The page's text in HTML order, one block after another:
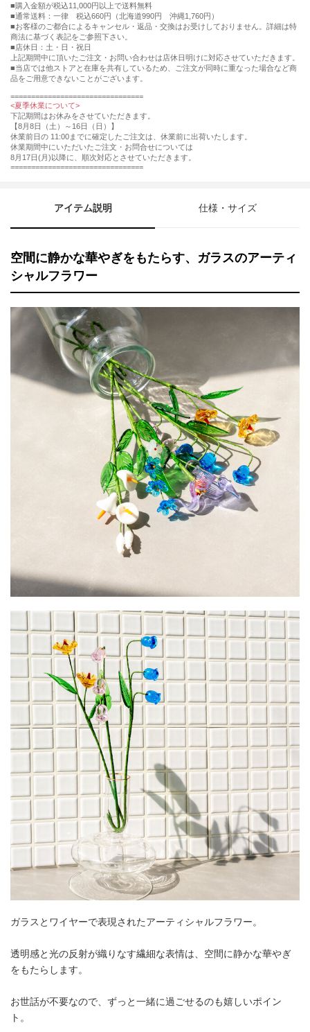
購入金額が税込11,000円以上で送料無料
通常送料：一律 税込660円（北海道990円 沖縄1,760円）
■お客様のご都合によるキャンセル・返品・交換はお受けしておりません。詳細は特
商法に基づく表記をご参照下さい。
■店休日：土・日・祝日
上記期間中に頂いたご注文・お問い合わせは店休日明けに対応させていただきます。
■当店では他ストアと在庫を共有しているため、ご注文が同時に重なった場合など商
品をご用意できないことがございます。
================================
<夏季休業について>
下記期間はお休みをさせていただきます。
【8月8日（土）～16日（日）】
休業前日の 11:00までに確定したご注文は、休業前に出荷いたします。
休業期間中にいただいたご注文・お問合せについては
8月17日(月)以降に、順次対応とさせていただきます。
================================
アイテム説明 仕様・サイズ
空間に静かな華やぎをもたらす、ガラスのアーティ
シャルフラワー
ガラスとワイヤーで表現されたアーティシャルフラワー。
透明感と光の反射が織りなす繊細な表情は、空間に静かな華やぎ
をもたらします。
お世話が不要なので、ずっと一緒に過ごせるのも嬉しいポイン
ト。